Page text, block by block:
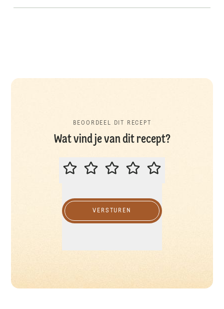
BEOORDEEL DIT RECEPT
Wat vind je van dit recept?
BEOORDEEL DIT RECEPT
VERSTUREN